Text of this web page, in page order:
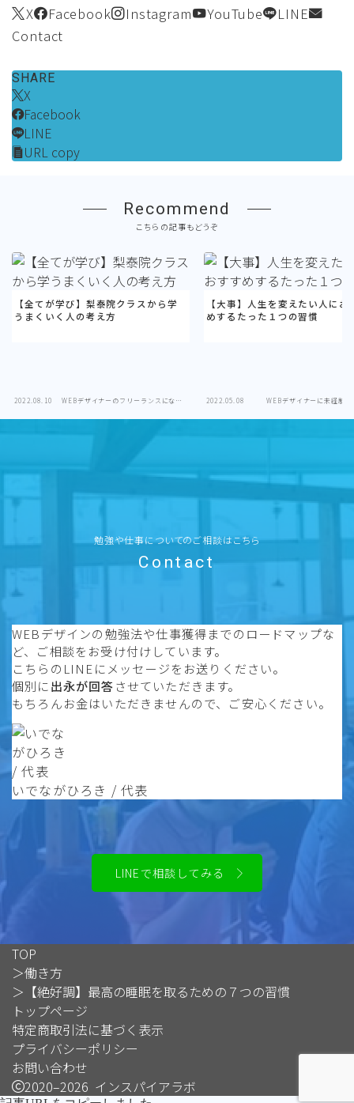
Follow Me
X Facebook Instagram YouTube
LINE
Contact
SHARE
X
Facebook
LINE
URL copy
Recommend
こちらの記事もどうぞ
【全てが学び】梨泰院クラスから学
うまくいく人の考え方
2022.08.10
WEBデザイナーのフリーランスになる
【大事】人生を変えたい人にお
めするたった１つの習慣
2022.05.08 WEBデザイナーに未経験
勉強や仕事についてのご相談はこちら
Contact
WEBデザインの勉強法や仕事獲得までのロードマップな
ど、ご相談をお受け付けしています。
こちらのLINEにメッセージをお送りください。
個別に出永が回答させていただきます。
もちろんお金はいただきませんので、ご安心ください。
いでながひろき / 代表
LINEで相談してみる
TOP
＞働き方
＞ 【絶好調】最高の睡眠を取るための７つの習慣
トップページ
特定商取引法に基づく表示
プライバシーポリシー
お問い合わせ
2020–2026 インスパイアラボ